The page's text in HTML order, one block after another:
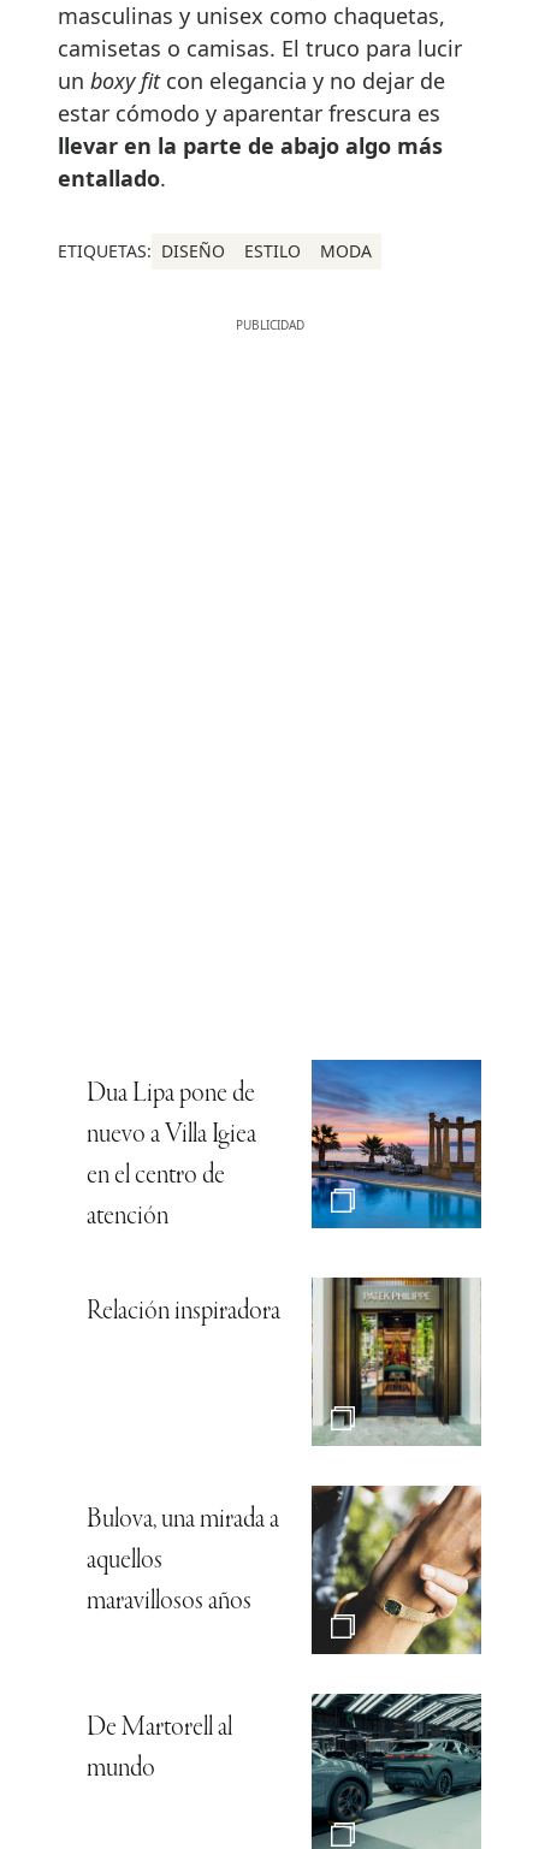
masculinas y unisex como chaquetas,
camisetas o camisas. El truco para lucir
un boxy fitcon elegancia y no dejar de
estar cómodo y aparentar frescura es
llevar en la parte de abajo algo más
entallado.
ETIQUETAS: DISEÑO ESTILO MODA
Dua Lipa pone de
nuevo a Villa Igiea
en el centro de
atención
Relación inspiradora
Bulova, una mirada a
aquellos
maravillosos años
De Martorell al
mundo